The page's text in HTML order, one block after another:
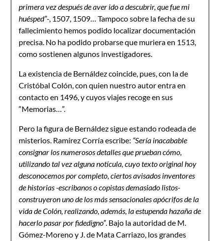
primera vez después de aver ido a descubrir, que fue mi
huésped”-, 1507, 1509… Tampoco sobre la fecha de su
fallecimiento hemos podido localizar documentación
precisa. No ha podido probarse que muriera en 1513,
como sostienen algunos investigadores.
La existencia de Bernáldez coincide, pues, con la de
Cristóbal Colón, con quien nuestro autor entra en
contacto en 1496, y cuyos viajes recoge en sus
“Memorias…”.
Pero la figura de Bernáldez sigue estando rodeada de
misterios. Ramírez Corría escribe: “Sería inacabable
consignar los numerosos detalles que prueban cómo,
utilizando tal vez alguna notícula, cuyo texto original hoy
desconocemos por completo, ciertos avisados inventores
de historias -escribanos o copistas demasiado listos-
construyeron uno de los más sensacionales apócrifos de la
vida de Colón, realizando, además, la estupenda hazaña de
hacerlo pasar por fidedigno”. Bajo la autoridad de M.
Gómez-Moreno y J. de Mata Carriazo, los grandes